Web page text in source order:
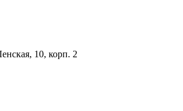
10, корп. 2